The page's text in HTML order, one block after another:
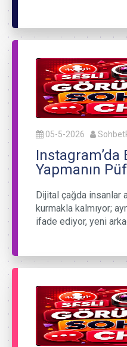
05-5-2026
Instagram’da
Yapmanın
Dijital çağda insanlar
kurmakla kalmıyor;
ifade ediyor, yeni